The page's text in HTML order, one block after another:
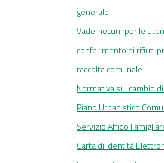
generale
Vademecum per le
conferimento di rifiuti
raccolta comunale
Normativa sul cambio
Piano Urbanistico
Servizio Affido
Carta di Identità